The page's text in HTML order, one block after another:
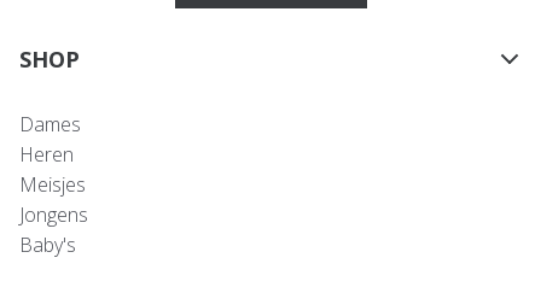
SHOP
Dames
Heren
Meisjes
Jongens
Baby's